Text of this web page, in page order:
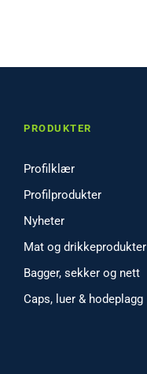
PRODUKTER
Profilklær
Profilprodukter
Nyheter
Mat og drikkeprodukter
Bagger, sekker og nett
Caps, luer & hodeplagg